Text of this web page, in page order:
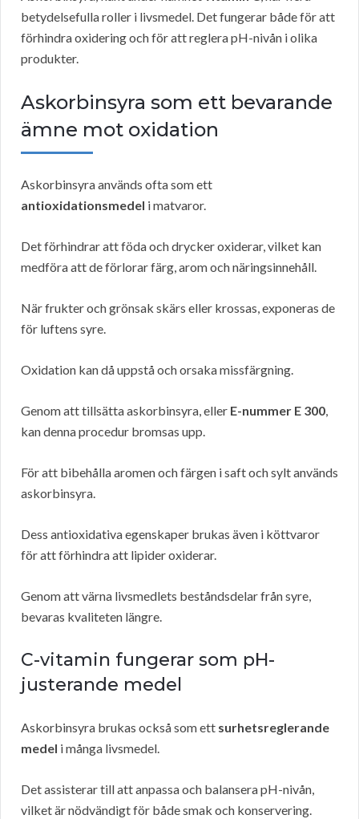
betydelsefulla roller i livsmedel. Det fungerar både för att
förhindra oxidering och för att reglera pH-nivån i olika
produkter.
Askorbinsyra som ett bevarande
ämne mot oxidation
Askorbinsyra används ofta som ett
antioxidationsmedel i matvaror.
Det förhindrar att föda och drycker oxiderar, vilket kan
medföra att de förlorar färg, arom och näringsinnehåll.
När frukter och grönsak skärs eller krossas, exponeras de
för luftens syre.
Oxidation kan då uppstå och orsaka missfärgning.
Genom att tillsätta askorbinsyra, eller E-nummer E 300,
kan denna procedur bromsas upp.
För att bibehålla aromen och färgen i saft och sylt används
askorbinsyra.
Dess antioxidativa egenskaper brukas även i köttvaror
för att förhindra att lipider oxiderar.
Genom att värna livsmedlets beståndsdelar från syre,
bevaras kvaliteten längre.
C-vitamin fungerar som pH-
justerande medel
Askorbinsyra brukas också som ett surhetsreglerande
medel i många livsmedel.
Det assisterar till att anpassa och balansera pH-nivån,
vilket är nödvändigt för både smak och konservering.